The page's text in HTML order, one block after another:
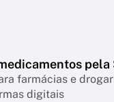
pela
farmácias e
digitais